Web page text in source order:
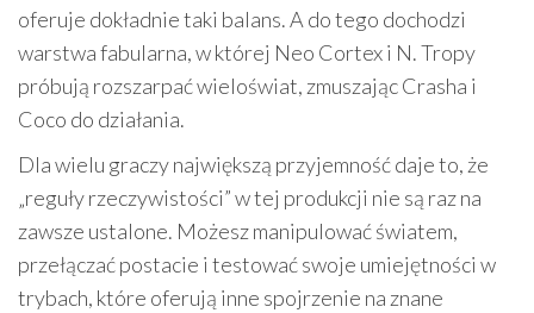
oferuje dokładnie taki balans. A do tego dochodzi
warstwa fabularna, w której Neo Cortex i N. Tropy
próbują rozszarpać wieloświat, zmuszając Crasha i
Coco do działania.
Dla wielu graczy największą przyjemność daje to, że
„reguły rzeczywistości” w tej produkcji nie są raz na
zawsze ustalone. Możesz manipulować światem,
przełączać postacie i testować swoje umiejętności w
trybach, które oferują inne spojrzenie na znane